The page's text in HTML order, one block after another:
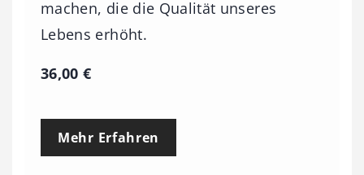
machen, die die Qualität unseres
Lebens erhöht.
36,00€
Mehr Erfahren